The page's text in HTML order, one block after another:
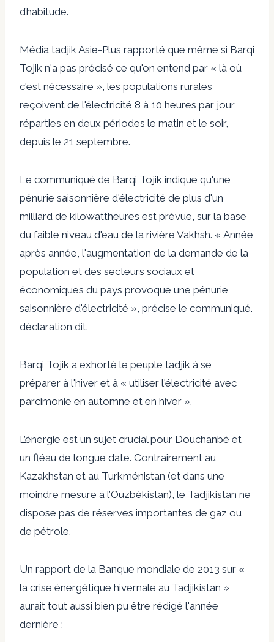
d’habitude.
Média tadjik Asie-Plus rapporté que même si Barqi
Tojik n'a pas précisé ce qu'on entend par « là où
c'est nécessaire », les populations rurales
reçoivent de l'électricité 8 à 10 heures par jour,
réparties en deux périodes le matin et le soir,
depuis le 21 septembre.
Le communiqué de Barqi Tojik indique qu'une
pénurie saisonnière d'électricité de plus d'un
milliard de kilowattheures est prévue, sur la base
du faible niveau d'eau de la rivière Vakhsh. « Année
après année, l'augmentation de la demande de la
population et des secteurs sociaux et
économiques du pays provoque une pénurie
saisonnière d'électricité », précise le communiqué.
déclaration dit.
Barqi Tojik a exhorté le peuple tadjik à se
préparer à l'hiver et à « utiliser l'électricité avec
parcimonie en automne et en hiver ».
L’énergie est un sujet crucial pour Douchanbé et
un fléau de longue date. Contrairement au
Kazakhstan et au Turkménistan (et dans une
moindre mesure à l’Ouzbékistan), le Tadjikistan ne
dispose pas de réserves importantes de gaz ou
de pétrole.
Un rapport de la Banque mondiale de 2013 sur «
la crise énergétique hivernale au Tadjikistan »
aurait tout aussi bien pu être rédigé l'année
dernière :